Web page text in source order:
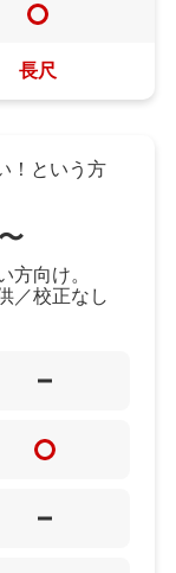
長尺
！という方
方向け。
／校正なし